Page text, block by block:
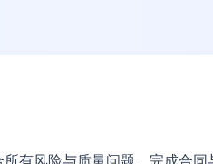
有风险与质量问题、完成合同